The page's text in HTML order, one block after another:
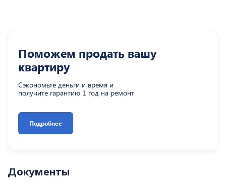
Поможем продать вашу
квартиру
Сэкономьте деньги и время и
получите гарантию 1 год на ремонт
Подробнее
Документы